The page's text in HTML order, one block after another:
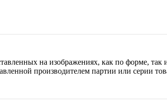
на изображениях, как по форме,
производителем партии или серии